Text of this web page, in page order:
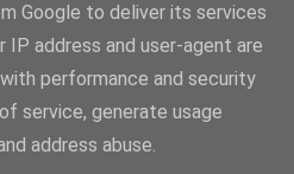
przez usługę Blogger
motywu:Mae Burke
Google to deliver its services
IP address and user-agent are
performance and security
service, generate usage
address abuse.